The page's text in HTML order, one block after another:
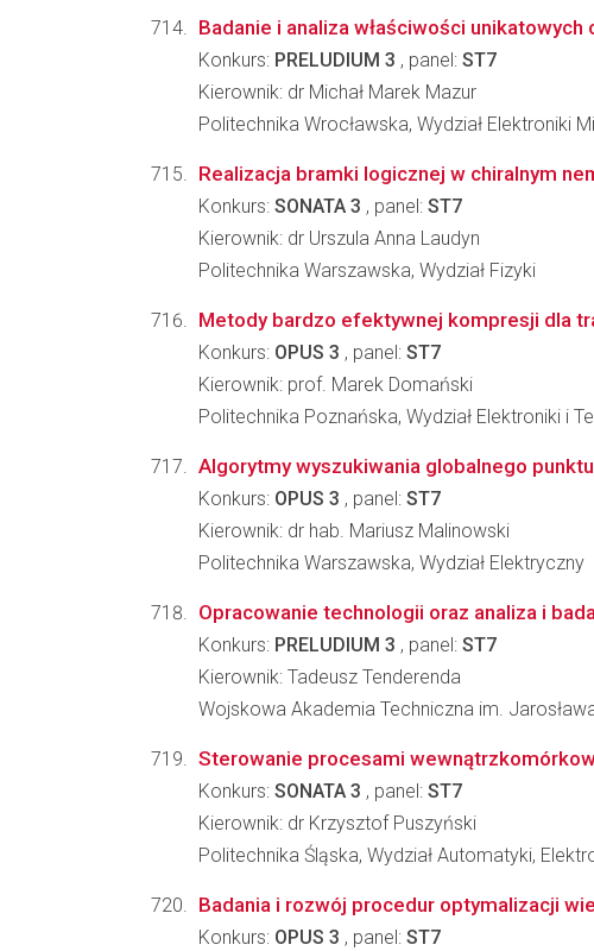
Badanie i analiza właściwości
Konkurs: PRELUDIUM 3 , panel: ST7
Kierownik: dr Michał Marek Mazur
Politechnika Wrocławska, Wydział Elektroniki
Realizacja bramki logicznej w chiralnym
Konkurs: SONATA 3 , panel: ST7
Kierownik: dr Urszula Anna Laudyn
Politechnika Warszawska, Wydział Fizyki
Metody bardzo efektywnej kompresji dla
Konkurs: OPUS 3 , panel: ST7
Kierownik: prof. Marek Domański
Politechnika Poznańska, Wydział Elektroniki i
Algorytmy wyszukiwania globalnego
Konkurs: OPUS 3 , panel: ST7
Kierownik: dr hab. Mariusz Malinowski
Politechnika Warszawska, Wydział Elektryczny
Opracowanie technologii oraz analiza i
Konkurs: PRELUDIUM 3 , panel: ST7
Kierownik: Tadeusz Tenderenda
Wojskowa Akademia Techniczna im.
Sterowanie procesami
Konkurs: SONATA 3 , panel: ST7
Kierownik: dr Krzysztof Puszyński
Politechnika Śląska, Wydział Automatyki,
Badania i rozwój procedur optymalizacji
Konkurs: OPUS 3 , panel: ST7